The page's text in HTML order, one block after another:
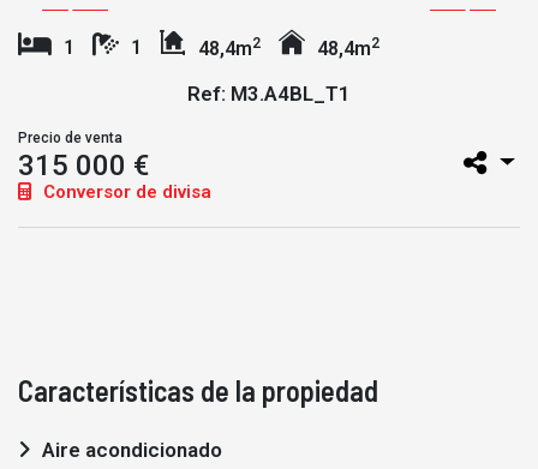
1 1 48,4m2 48,4m2
Ref: M3.A4BL_T1
Precio de venta
315 000 €
Conversor de divisa
Características de la propiedad
Aire acondicionado